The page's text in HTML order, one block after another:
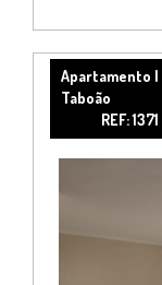
Apartamento |
Taboão
REF: 1371